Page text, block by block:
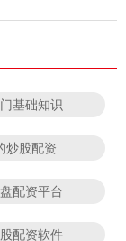
基础知识
炒股配资
配资平台
配资软件